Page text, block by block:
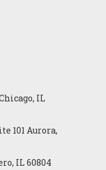
IL
101 Aurora,
IL 60804